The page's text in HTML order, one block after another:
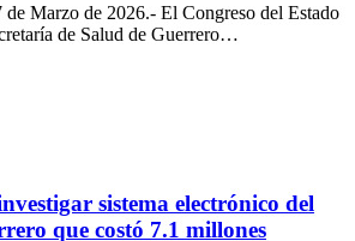
Marzo de 2026.- El Congreso del Estado
de Salud de Guerrero…
sistema electrónico del
que costó 7.1 millones